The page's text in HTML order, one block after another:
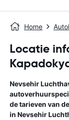
Home
Locatie
Nevsehir
de tarieven van
in Nevsehir